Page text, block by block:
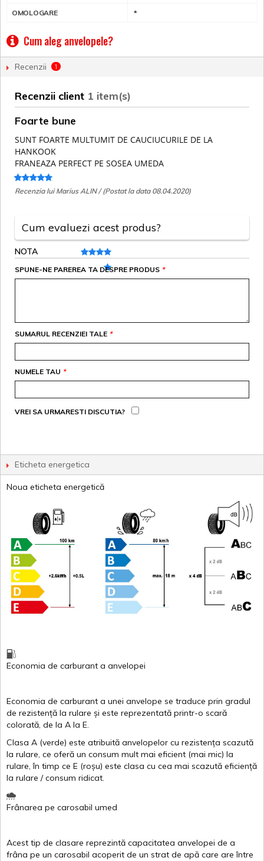
OMOLOGARE *
Cum aleg anvelopele?
Recenzii 1
Recenzii client 1 item(s)
Foarte bune
SUNT FOARTE MULTUMIT DE CAUCIUCURILE DE LA
HANKOOK
FRANEAZA PERFECT PE SOSEA UMEDA
Recenzia lui Marius ALIN / (Postat la data 08.04.2020)
Cum evaluezi acest produs?
NOTA
*
SPUNE-NE PAREREA TA DESPRE PRODUS
*
SUMARUL RECENZIEI TALE
*
NUMELE TAU
VREI SA URMARESTI DISCUTIA?
Eticheta energetica
Noua eticheta energetică
Economia de carburant a anvelopei
Economia de carburant a unei anvelope se traduce prin gradul
de rezistență la rulare și este reprezentată printr-o scară
colorată, de la A la E.
Clasa A (verde) este atribuită anvelopelor cu rezistența scazută
la rulare, ce oferă un consum mult mai eficient (mai mic) la
rulare,în timp ce E (roșu) este clasa cu cea mai scazută eficiență
la rulare /consum ridicat.
Frânarea pe carosabil umed
Acest tip de clasare reprezintă capacitatea anvelopei de a
frâna pe un carosabil acoperit de un strat de apă care areîntre